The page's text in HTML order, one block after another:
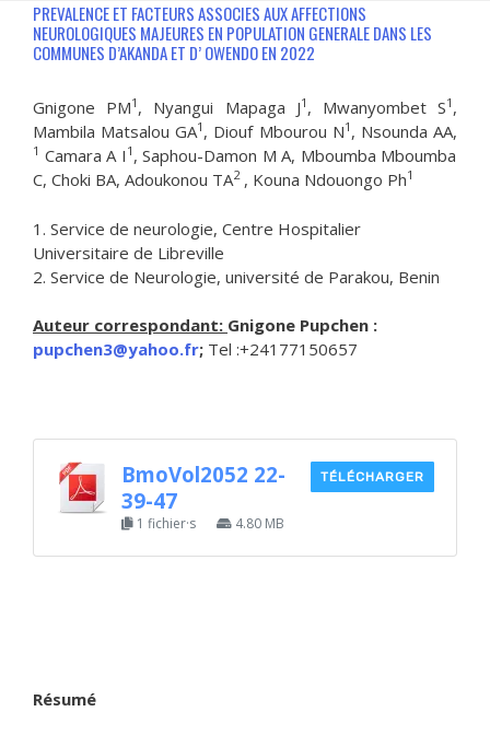
PREVALENCE ET FACTEURS ASSOCIES AUX AFFECTIONS
NEUROLOGIQUES MAJEURES EN POPULATION GENERALE DANS LES
COMMUNES D’AKANDA ET D’ OWENDO EN 2022
Gnigone PM1 , Nyangui Mapaga J1 , Mwanyombet S1 ,
Mambila Matsalou GA1 , Diouf Mbourou N1 , Nsounda AA,
1 Camara A I 1 , Saphou-Damon M A, Mboumba Mboumba
C, Choki BA, Adoukonou TA2, Kouna Ndouongo Ph1
1. Service de neurologie, Centre Hospitalier
Universitaire de Libreville
2. Service de Neurologie, université de Parakou, Benin
Auteur correspondant: Gnigone Pupchen :
pupchen3@yahoo.fr; Tel :+24177150657
BmoVol2052 22-
39-47
1 fichier·s 4.80 MB
TÉLÉCHARGER
Résumé